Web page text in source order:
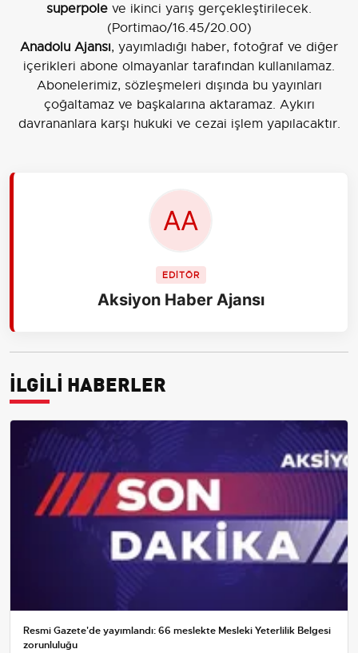
superpole ve ikinci yarış gerçekleştirilecek.
(Portimao/16.45/20.00)
Anadolu Ajansı, yayımladığı haber, fotoğraf ve diğer
içerikleri abone olmayanlar tarafından kullanılamaz.
Abonelerimiz, sözleşmeleri dışında bu yayınları
çoğaltamaz ve başkalarına aktaramaz. Aykırı
davrananlara karşı hukuki ve cezai işlem yapılacaktır.
EDİTÖR
Aksiyon Haber Ajansı
İLGİLİ HABERLER
Resmi Gazete'de yayımlandı: 66 meslekte Mesleki Yeterlilik Belgesi
zorunluluğu